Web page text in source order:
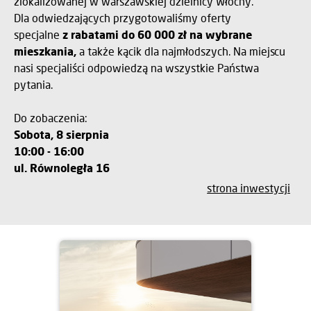
Dla odwiedzających przygotowaliśmy oferty
specjalne z rabatami do 60 000 zł na wybrane
mieszkania, a także kącik dla najmłodszych. Na miejscu
nasi specjaliści odpowiedzą na wszystkie Państwa
pytania.
Do zobaczenia:
Sobota, 8 sierpnia
10:00 - 16:00
ul. Równoległa 16
strona inwestycji